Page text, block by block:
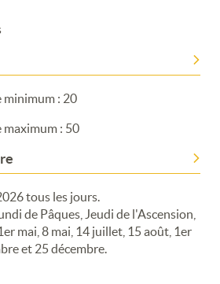
minimum : 20
maximum : 50
tous les jours.
de Pâques, Jeudi de l'Ascension,
mai, 8 mai, 14 juillet, 15 août, 1er
et 25 décembre.